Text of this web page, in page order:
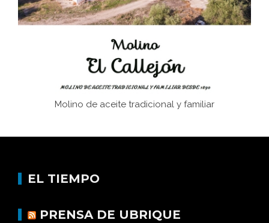
Historia y vivencias del poblado de Los Hurones
Molino de aceite tradicional y familiar
EL TIEMPO
PRENSA DE UBRIQUE